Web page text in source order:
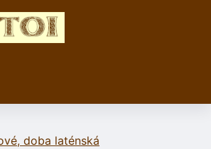
doba laténská